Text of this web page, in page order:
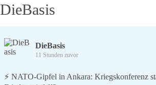
DieBasis
DieBasis
11 Stunden zuvor
⚡️ NATO-Gipfel in Ankara: Kriegskonferenz